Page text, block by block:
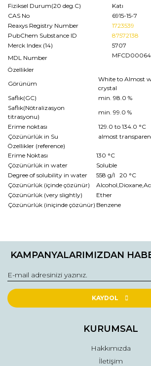
Fiziksel Durum(20 deg.C)
Katı
CAS No
6915-15-7
Reaxys Registry Number
1723539
PubChem Substance ID
87572138
Merck Index (14)
5707
MDL Number
Özellikler
Görünüm
White to Almost
crystal
Saflık(GC)
min. 98.0 %
Saflık(Nötralizasyon
titrasyonu)
min. 99.0 %
Erime noktası
129.0 to 134.0 °C
Çözünürlük in Su
almost
Özellikler (reference)
Erime Noktası
130 °C
Çözünürlük in water
Soluble
Degree of solubility in water
558 g/l 20 °C
Çözünürlük (içinde çözünür)
Çözünürlük (very slightly)
Ether
Çözünürlük (iniçinde çözünür) Benzene
konularda yetersiz gördüğünüz noktaları
Görüş ve önerileriniz için teşekkür ederiz.
Ürün resmi kalitesiz, bozuk veya
Ürün açıklamasında eksik bilgiler bulunuyor.
Ürün fiyatı diğer sitelerden daha pahalı.
KAMPANYALARIMIZDAN
KAYDOL
KURUMSAL
Hakkımızda
İletişim